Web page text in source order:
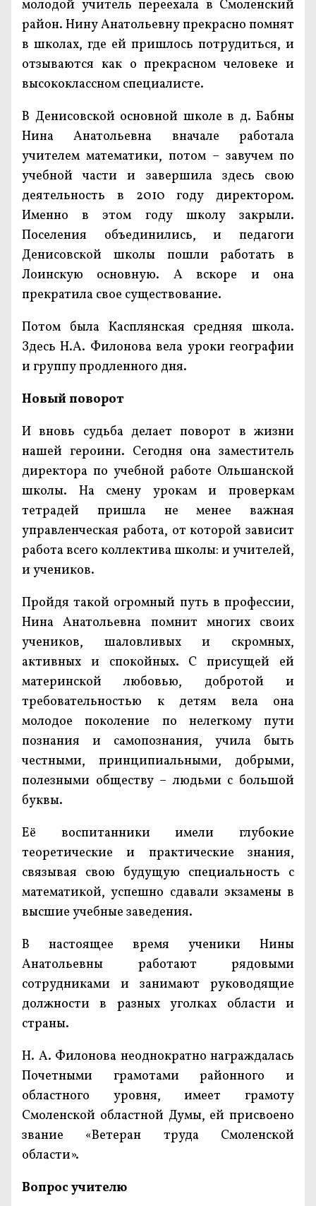
молодой учитель переехала в Смоленский
район. Нину Анатольевну прекрасно помнят
в школах, где ей пришлось потрудиться, и
отзываются как о прекрасном человеке и
высококлассном специалисте.
В Денисовской основной школе в д. Бабны
Нина Анатольевна вначале работала
учителем математики, потом – завучем по
учебной части и завершила здесь свою
деятельность в 2010 году директором.
Именно в этом году школу закрыли.
Поселения объединились, и педагоги
Денисовской школы пошли работать в
Лоинскую основную. А вскоре и она
прекратила свое существование.
Потом была Касплянская средняя школа.
Здесь Н.А. Филонова вела уроки географии
и группу продленного дня.
Новый поворот
И вновь судьба делает поворот в жизни
нашей героини. Сегодня она заместитель
директора по учебной работе Ольшанской
школы. На смену урокам и проверкам
тетрадей пришла не менее важная
управленческая работа, от которой зависит
работа всего коллектива школы: и учителей,
и учеников.
Пройдя такой огромный путь в профессии,
Нина Анатольевна помнит многих своих
учеников, шаловливых и скромных,
активных и спокойных. С присущей ей
материнской любовью, добротой и
требовательностью к детям вела она
молодое поколение по нелегкому пути
познания и самопознания, учила быть
честными, принципиальными, добрыми,
полезными обществу – людьми с большой
буквы.
Её воспитанники имели глубокие
теоретические и практические знания,
связывая свою будущую специальность с
математикой, успешно сдавали экзамены в
высшие учебные заведения.
В настоящее время ученики Нины
Анатольевны работают рядовыми
сотрудниками и занимают руководящие
должности в разных уголках области и
страны.
Н. А. Филонова неоднократно награждалась
Почетными грамотами районного и
областного уровня, имеет грамоту
Смоленской областной Думы, ей присвоено
звание «Ветеран труда Смоленской
области».
Вопрос учителю